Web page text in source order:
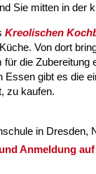
Sie mitten in der
Kreolischen
Von dort
die Zubereitung
gibt es die
zu kaufen.
in Dresden,
Anmeldung